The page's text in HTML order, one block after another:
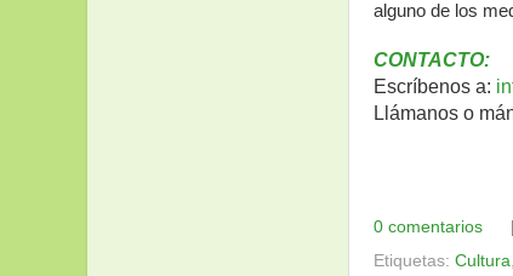
alguno de los
CONTACTO:
Escríbenos a:
Llámanos o
0 comentarios
Etiquetas: Cultura